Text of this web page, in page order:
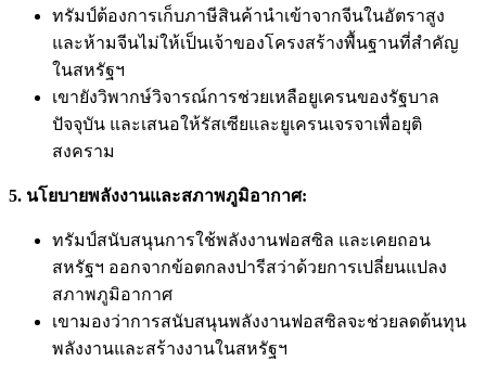
ทรัมป์ต้องการเก็บภาษีสินค้านำเข้าจากจีนในอัตราสูง
และห้ามจีนไม่ให้เป็นเจ้าของโครงสร้างพื้นฐานที่สำคัญ
ในสหรัฐฯ
เขายังวิพากษ์วิจารณ์การช่วยเหลือยูเครนของรัฐบาล
ปัจจุบัน และเสนอให้รัสเซียและยูเครนเจรจาเพื่อยุติ
สงคราม
5. นโยบายพลังงานและสภาพภูมิอากาศ:
ทรัมป์สนับสนุนการใช้พลังงานฟอสซิล และเคยถอน
สหรัฐฯ ออกจากข้อตกลงปารีสว่าด้วยการเปลี่ยนแปลง
สภาพภูมิอากาศ
เขามองว่าการสนับสนุนพลังงานฟอสซิลจะช่วยลดต้นทุน
พลังงานและสร้างงานในสหรัฐฯ